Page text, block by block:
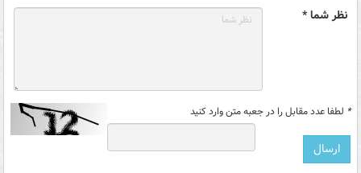
نظر شما *
* لطفا عدد مقابل را در جعبه متن وارد کنید